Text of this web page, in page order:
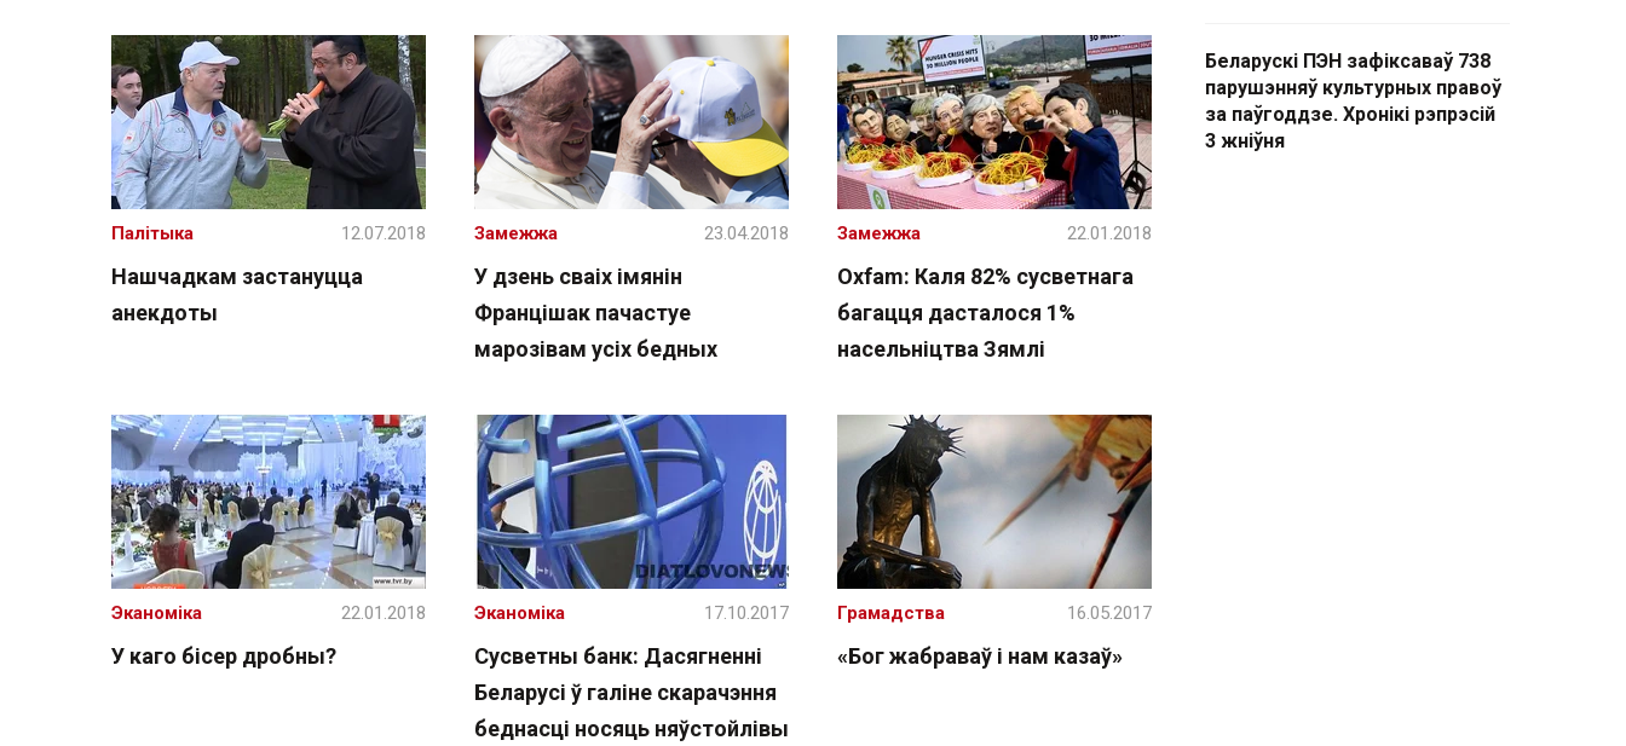
Нашчадкам застануцца
анекдоты
Палітыка 12.07.2018
У дзень сваіх імянін
Францішак пачастуе
марозівам усіх бедных
Замежжа 23.04.2018
Oxfam: Каля 82% сусветнага
багацця дасталося 1%
насельніцтва Зямлі
Замежжа 22.01.2018
У каго бісер дробны?
Эканоміка 22.01.2018
Сусветны банк: Дасягненні
Беларусі ў галіне скарачэння
беднасці носяць няўстойлівы
Эканоміка 17.10.2017
«Бог жабраваў і нам казаў»
Грамадства 16.05.2017
Беларускі ПЭН зафіксаваў 738
парушэнняў культурных правоў
за паўгоддзе. Хронікі рэпрэсій
3 жніўня